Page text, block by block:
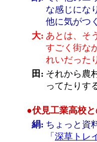
な感じにな
他に気がつ
大: あとは、そ
すごく街な
れいだった
田: それから農
ってたりす
●伏見工業高校
絹: ちょっと資
「 深草トレ